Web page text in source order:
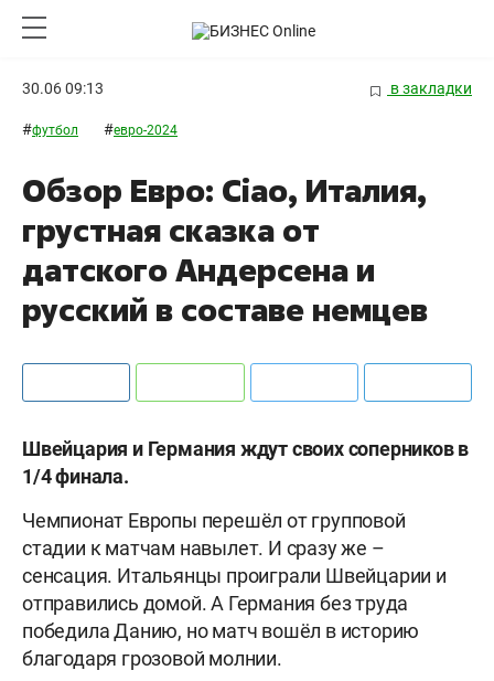
30.06 09:13 в закладки
#футбол #евро-2024
Обзор Евро: Ciao, Италия,
грустная сказка от
датского Андерсена и
русский в составе немцев
Швейцария и Германия ждут своих соперников в
1/4 финала.
Чемпионат Европы перешёл от групповой
стадии к матчам навылет. И сразу же –
сенсация. Итальянцы проиграли Швейцарии и
отправились домой. А Германия без труда
победила Данию, но матч вошёл в историю
благодаря грозовой молнии.